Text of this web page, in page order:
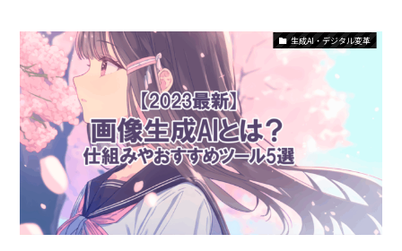
生成AI・デジタル変革